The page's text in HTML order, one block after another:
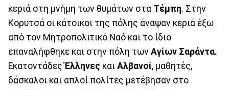
κεριά στη μνήμη των θυμάτων στα Τέμπη. Στην
Κορυτσά οι κάτοικοι της πόλης άναψαν κεριά έξω
από τον Μητροπολιτικό Ναό και το ίδιο
επαναλήφθηκε και στην πόλη των Αγίων Σαράντα.
ΕκατοντάδεςΈλληνες και Αλβανοί, μαθητές,
δάσκαλοι και απλοί πολίτες μετέβησαν στο